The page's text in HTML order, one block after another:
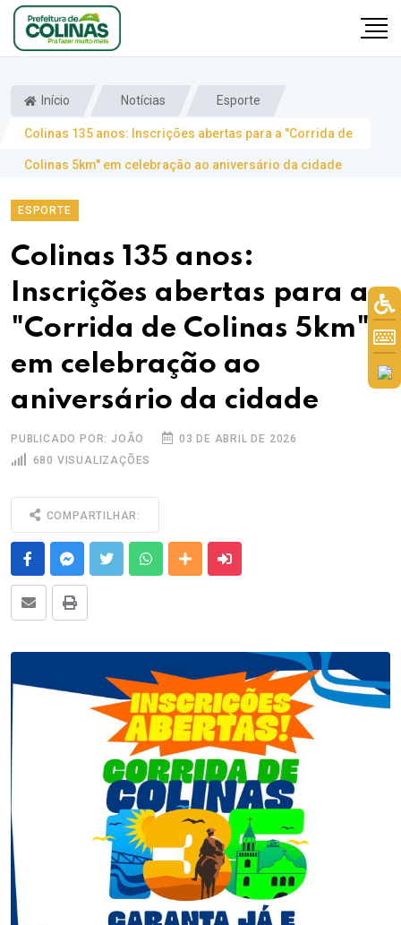
Início Notícias Esporte
Colinas 135 anos: Inscrições abertas para a "Corrida de
Colinas 5km" em celebração ao aniversário da cidade
ESPORTE
Colinas 135 anos:
Inscrições abertas para a
"Corrida de Colinas 5km"
em celebração ao
aniversário da cidade
PUBLICADO POR: JOÃO
03 DE ABRIL DE 2026
680 VISUALIZAÇÕES
COMPARTILHAR:
FacebookMessenger
Twitter WhatsappOutras Mídias
E-mail